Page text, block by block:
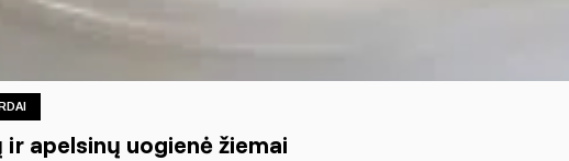
apelsinų uogienė žiemai